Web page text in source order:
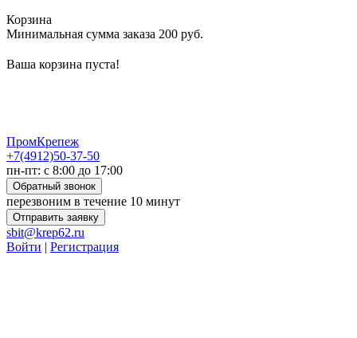
Корзина
Минимальная сумма заказа 200 руб.
Ваша корзина пуста!
ПромКрепеж
+7(4912)50-37-50
пн-пт: с 8:00 до 17:00
Обратный звонок
перезвоним в течение 10 минут
Отправить заявку
sbit@krep62.ru
Войти | Регистрация